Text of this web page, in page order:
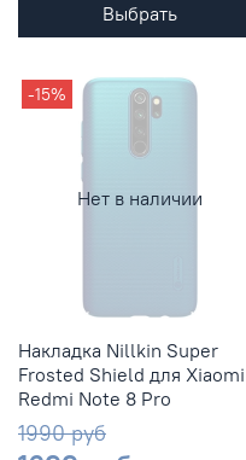
Выбрать
Нет в наличии
-15%
Накладка Nillkin Super
Frosted Shield для Xiaomi
Redmi Note 8 Pro
1990 руб